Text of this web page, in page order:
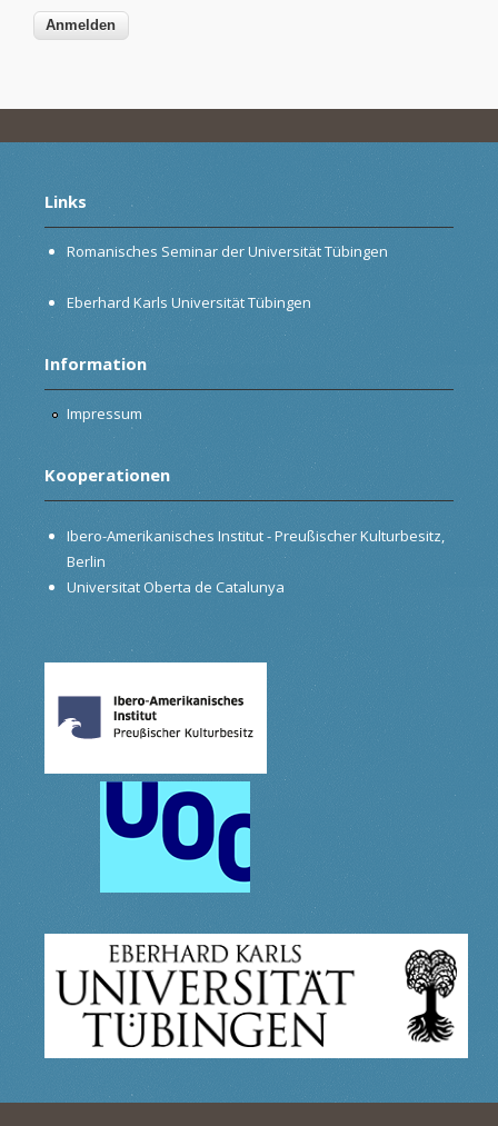
Links
Romanisches Seminar der Universität Tübingen
Eberhard Karls Universität Tübingen
Information
Impressum
Kooperationen
Ibero-Amerikanisches Institut - Preußischer Kulturbesitz,
Berlin
Universitat Oberta de Catalunya